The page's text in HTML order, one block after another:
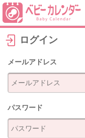
ログイン
メールアドレス
パスワード